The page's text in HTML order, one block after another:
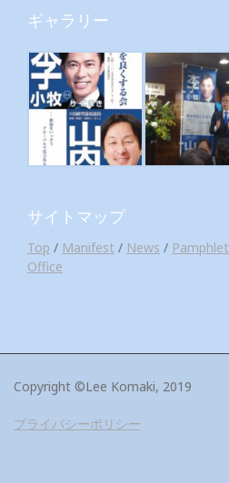
ギャラリー
サイトマップ
Top / Manifest / News / Pamphlet
Office
Copyright ©Lee Komaki, 2019
プライバシーポリシー